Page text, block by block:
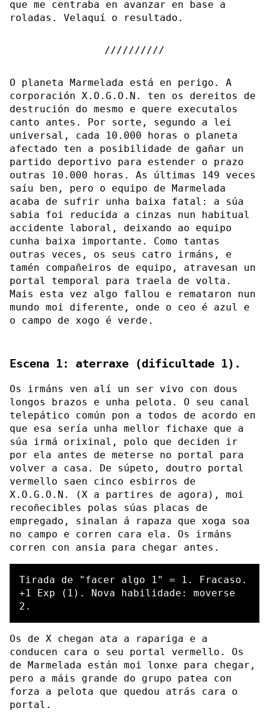
que me centraba en avanzar en base a
roladas. Velaquí o resultado.
O planeta Marmelada está en perigo. A
corporación X.O.G.O.N. ten os dereitos de
destrución do mesmo e quere executalos
canto antes. Por sorte, segundo a lei
universal, cada 10.000 horas o planeta
afectado ten a posibilidade de gañar un
partido deportivo para estender o prazo
outras 10.000 horas. As últimas 149 veces
saíu ben, pero o equipo de Marmelada
acaba de sufrir unha baixa fatal: a súa
sabia foi reducida a cinzas nun habitual
accidente laboral, deixando ao equipo
cunha baixa importante. Como tantas
outras veces, os seus catro irmáns, e
tamén compañeiros de equipo, atravesan un
portal temporal para traela de volta.
Mais esta vez algo fallou e remataron nun
mundo moi diferente, onde o ceo é azul e
o campo de xogo é verde.
Escena 1: aterraxe (dificultade 1).
Os irmáns ven alí un ser vivo con dous
longos brazos e unha pelota. O seu canal
telepático común pon a todos de acordo en
que esa sería unha mellor fichaxe que a
súa irmá orixinal, polo que deciden ir
por ela antes de meterse no portal para
volver a casa. De súpeto, doutro portal
vermello saen cinco esbirros de
X.O.G.O.N. (X a partires de agora), moi
recoñecibles polas súas placas de
empregado, sinalan á rapaza que xoga soa
no campo e corren cara ela. Os irmáns
corren con ansia para chegar antes.
Tirada de "facer algo 1" = 1. Fracaso.
+1 Exp (1). Nova habilidade: moverse
Os de X chegan ata a rapariga e a
conducen cara o seu portal vermello. Os
de Marmelada están moi lonxe para chegar,
pero a máis grande do grupo patea con
forza a pelota que quedou atrás cara o
portal.